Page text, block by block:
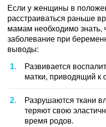
Если у женщины в
расстраиваться раньше
мамам необходимо знать,
заболевание при
выводы:
Развивается
матки, приводящий к
Разрушаются ткани
теряют свою
время родов.